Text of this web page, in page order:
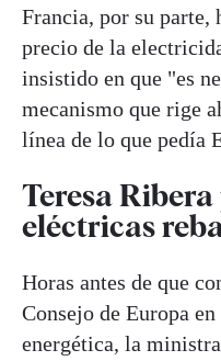
Francia, por su parte,
precio de la
insistido en que "es
mecanismo que rige
línea de lo que pedía
Teresa
eléctricas
Horas antes de que
Consejo de Europa
energética, la